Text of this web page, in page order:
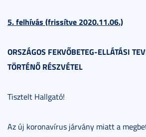
5. felhívás (frissítve 2020.11.06.)
ORSZÁGOS FEKVŐBETEG-ELLÁTÁSI
TÖRTÉNŐ RÉSZVÉTEL
Tisztelt Hallgató!
Az új koronavírus járvány miatt a